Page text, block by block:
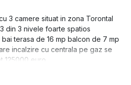
3 camere situat in zona Torontal
din 3 nivele foarte spatios
terasa de 16 mp balcon de 7 mp
incalzire cu centrala pe gaz se
125000 euro.